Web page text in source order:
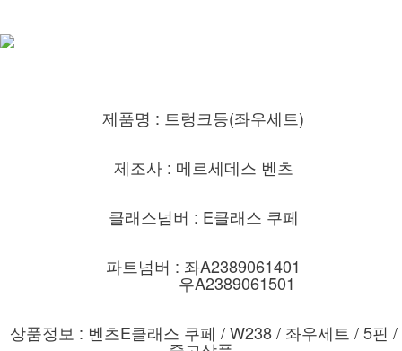
제품명 : 트렁크등(좌우세트)
제조사 : 메르세데스 벤츠
클래스넘버 : E클래스 쿠페
파트넘버 : 좌A2389061401
우A2389061501
상품정보 : 벤츠E클래스 쿠페 / W238 / 좌우세트 / 5핀 /